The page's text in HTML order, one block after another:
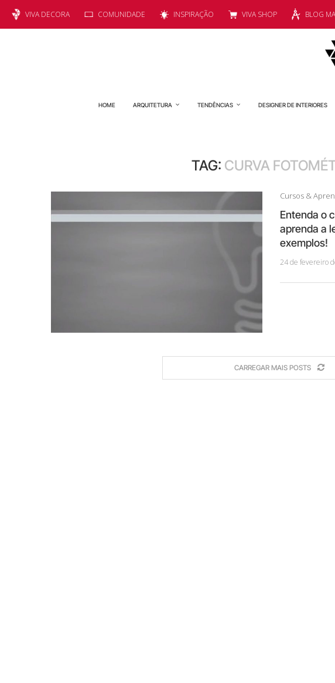
VIVA DECORA COMUNIDADE INSPIRAÇÃO VIVA SHOP BLOG
HOME ARQUITETURA TENDÊNCIAS DESIGNER DE INTERIORES
TAG: CURVA
Cursos &
Entenda o
aprenda a
exemplos!
24 de fevereiro
CARREGAR MAIS POSTS